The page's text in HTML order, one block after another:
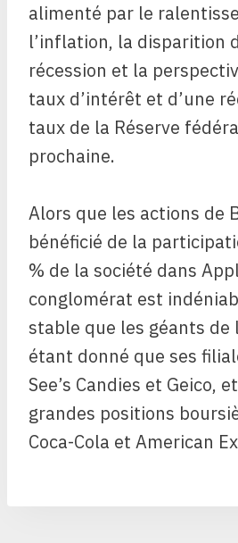
alimenté par le
l’inflation, la disparition
récession et la
taux d’intérêt et d’une
taux de la Réserve
prochaine.
Alors que les actions de
bénéficié de la
% de la société dans
conglomérat est
stable que les géants de
étant donné que ses
See’s Candies et Geico,
grandes positions
Coca-Cola et American